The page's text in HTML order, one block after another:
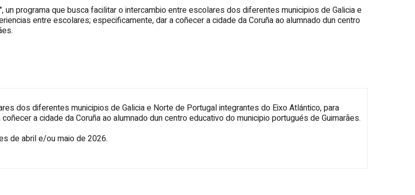
", un programa que busca facilitar o intercambio entre escolares dos diferentes municipios de Galicia e
entre escolares; especificamente, dar a coñecer a cidade da Coruña ao alumnado dun centro
dos diferentes municipios de Galicia e Norte de Portugal integrantes do Eixo Atlántico, para
a cidade da Coruña ao alumnado dun centro educativo do municipio portugués de Guimarães.
de abril e/ou maio de 2026.